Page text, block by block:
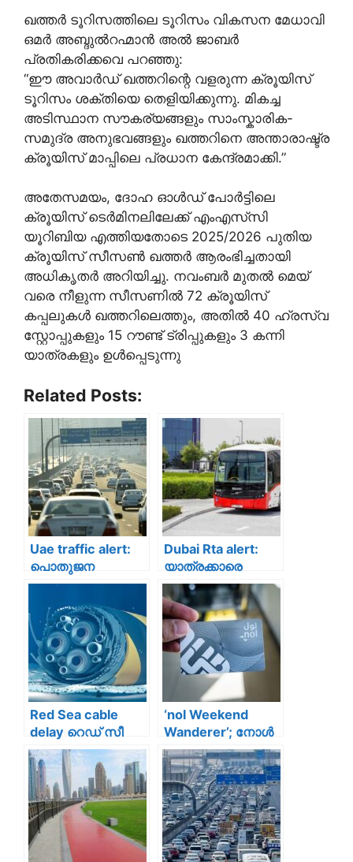
ഖത്തർ ടൂറിസത്തിലെ ടൂറിസം വികസന മേധാവി
ഒമർ അബ്ദുൽറഹ്മാൻ അൽ ജാബർ
പ്രതികരിക്കവെ പറഞ്ഞു:
“ഈ അവാർഡ് ഖത്തറിന്റെ വളരുന്ന ക്രൂയിസ്
ടൂറിസം ശക്തിയെ തെളിയിക്കുന്നു. മികച്ച
അടിസ്ഥാന സൗകര്യങ്ങളും സാംസ്കാരിക-
സമുദ്ര അനുഭവങ്ങളും ഖത്തറിനെ അന്താരാഷ്ട്ര
ക്രൂയിസ് മാപ്പിലെ പ്രധാന കേന്ദ്രമാക്കി.”
അതേസമയം, ദോഹ ഓൾഡ് പോർട്ടിലെ
ക്രൂയിസ് ടെർമിനലിലേക്ക് എം‌എസ്‌സി
യൂറിബിയ എത്തിയതോടെ 2025/2026 പുതിയ
ക്രൂയിസ് സീസൺ ഖത്തർ ആരംഭിച്ചതായി
അധികൃതർ അറിയിച്ചു. നവംബർ മുതൽ മെയ്
വരെ നീളുന്ന സീസണിൽ 72 ക്രൂയിസ്
കപ്പലുകൾ ഖത്തറിലെത്തും, അതിൽ 40 ഹ്രസ്വ
സ്റ്റോപ്പുകളും 15 റൗണ്ട് ട്രിപ്പുകളും 3 കന്നി
യാത്രകളും ഉൾപ്പെടുന്നു
Related Posts:
Uae traffic alert:
പൊതുജന
ശ്രദ്ധയ്ക്ക്!!
ദുബായിൽ നാളെ
നഗരത്തിലെ
പ്രധാന
റോഡുകൾ
അടച്ചിടും: ബദൽ
റൂട്ടുകൾ
ഉപയോഗിക്കുക
Dubai Rta alert:
യാത്രക്കാരെ
അറിയാതെ പോലും
ഇത് ചെയ്യരുത്!!
ദുബൈയിലെ
ബസുകളിൽ ഈ ഭാ​
ഗത്ത് നിന്നാൽ 100
ദിർഹം പിഴ;
ആർ.ടി.എയുടെ
കർശന സുരക്ഷാ
മുന്നറിയിപ്പ്
Red Sea cable
delay റെഡ് സീ
അപകട
മേഖലയാകുന്നു,
ടെക് കമ്പനികൾ
പുതിയ ഇന്റർനെറ്റ്
മാർഗങ്ങൾ
തേടുന്നു
‘nol Weekend
Wanderer’; നോൾ
കാർഡ്
ഉപയോഗിച്ചുള്ള
യാത്രയും,
ഷോപ്പിംഗും;
നിങ്ങളെ
കാത്തിരിക്കുന്നത്
വലിയ സമ്മാനങ്ങൾ